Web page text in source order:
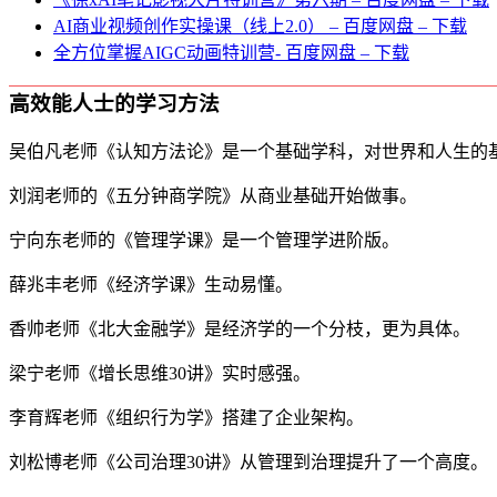
AI商业视频创作实操课（线上2.0） – 百度网盘 – 下载
全方位掌握AIGC动画特训营- 百度网盘 – 下载
高效能人士的学习方法
吴伯凡老师《认知方法论》是一个基础学科，对世界和人生的
刘润老师的《五分钟商学院》从商业基础开始做事。
宁向东老师的《管理学课》是一个管理学进阶版。
薛兆丰老师《经济学课》生动易懂。
香帅老师《北大金融学》是经济学的一个分枝，更为具体。
梁宁老师《增长思维30讲》实时感强。
李育辉老师《组织行为学》搭建了企业架构。
刘松博老师《公司治理30讲》从管理到治理提升了一个高度。